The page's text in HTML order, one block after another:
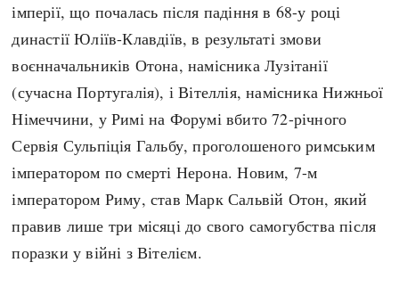
імперії, що почалась після падіння в 68-у році
династії Юліїв-Клавдіїв, в результаті змови
воєнначальників Отона, намісника Лузітанії
(сучасна Португалія), і Вітеллія, намісника Нижньої
Німеччини, у Римі на Форумі вбито 72-річного
Сервія Сульпіція Гальбу, проголошеного римським
імператором по смерті Нерона. Новим, 7-м
імператором Риму, став Марк Сальвій Отон, який
правив лише три місяці до свого самогубства після
поразки у війні з Вітелієм.